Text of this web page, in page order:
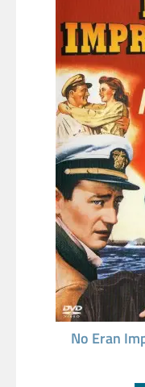
No Eran